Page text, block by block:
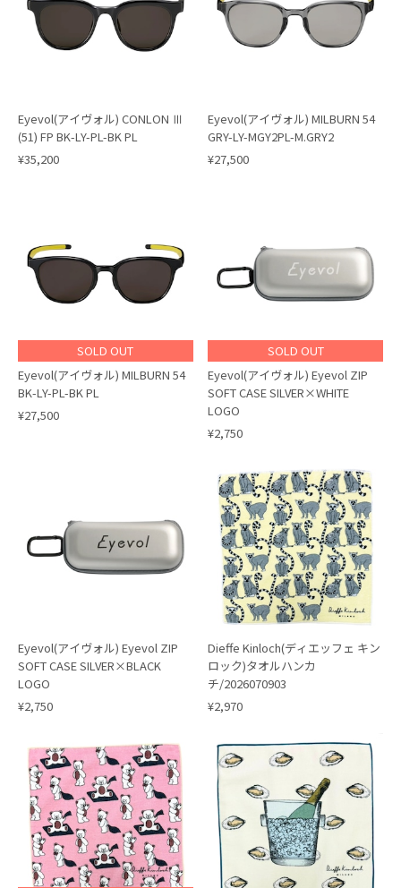
Eyevol(アイヴォル) CONLON Ⅲ
(51) FP BK-LY-PL-BK PL
¥35,200
Eyevol(アイヴォル) MILBURN 54
GRY-LY-MGY2PL-M.GRY2
¥27,500
SOLD OUT
Eyevol(アイヴォル) MILBURN 54
BK-LY-PL-BK PL
¥27,500
SOLD OUT
Eyevol(アイヴォル) Eyevol ZIP
SOFT CASE SILVER×WHITE
LOGO
¥2,750
Eyevol(アイヴォル) Eyevol ZIP
SOFT CASE SILVER×BLACK
LOGO
¥2,750
Dieffe Kinloch(ディエッフェ キン
ロック)タオルハンカ
チ/2026070903
¥2,970